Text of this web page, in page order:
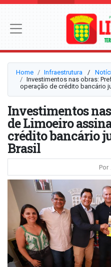
Home Infraestrutura ⠀/⠀
Investimentos nas obras:
operação de crédito bancário
Investimentos
de Limoeiro
crédito bancário
Brasil
Por